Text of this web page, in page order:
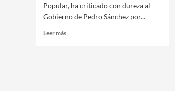
Popular, ha criticado con dureza al
Gobierno de Pedro Sánchez por...
Leer más